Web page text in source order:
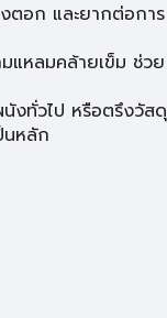
อก และยากต่อการ
แหลมคล้ายเข็ม ช่วย
งทั่วไป หรือตรึงวัสดุ
นหลัก